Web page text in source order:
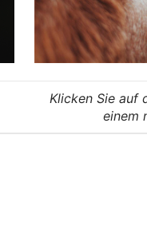
Klicken Sie auf
einem